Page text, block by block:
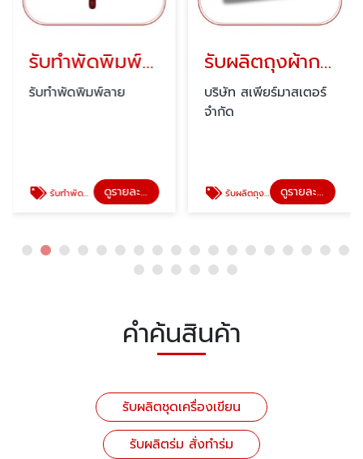
รับทำพัดพิมพ์ลาย
รับทำพัดพิมพ์ลาย
รับทำพัดพิมพ์ลาย ดูรายละเอียด
รับผลิตถุงผ้ากระสอบ ราคาถูก
บริษัท สเพียร์มาสเตอร์
จำกัด
รับผลิตถุงผ้ากระสอบ ราคาถูก ดูรายละเอียด
คำค้นสินค้า
รับผลิตชุดเครื่องเขียน
รับผลิตร่ม สั่งทำร่ม